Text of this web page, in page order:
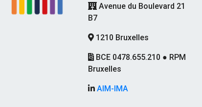
Avenue du Boulevard 21
B7
1210 Bruxelles
BCE 0478.655.210 ● RPM
Bruxelles
AIM-IMA